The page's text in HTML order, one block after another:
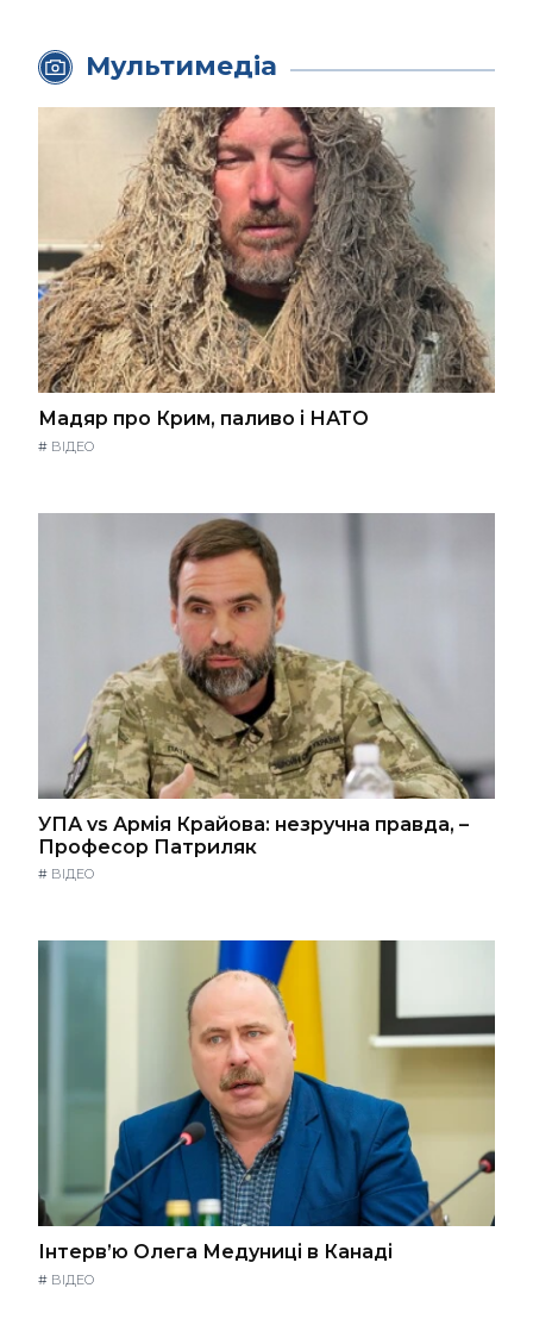
Мультимедіа
Мадяр про Крим, паливо і НАТО
# ВІДЕО
УПА vs Армія Крайова: незручна правда, –
Професор Патриляк
# ВІДЕО
Інтерв’ю Олега Медуниці в Канаді
# ВІДЕО